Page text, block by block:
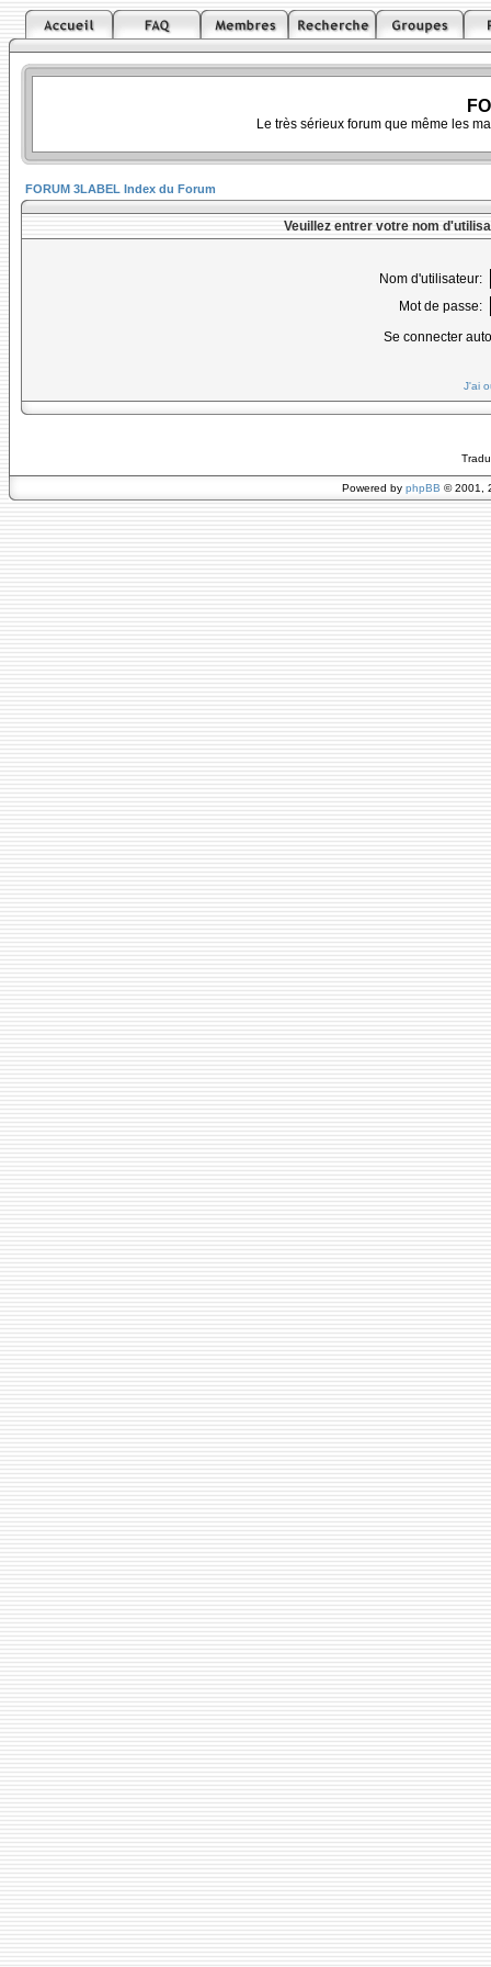
Le très sérieux forum que même les
FORUM 3LABEL Index du Forum
Veuillez entrer votre nom
Nom d'utilisateur:
Mot de passe:
Se connecter
J'ai
Powered by phpBB © 2001,